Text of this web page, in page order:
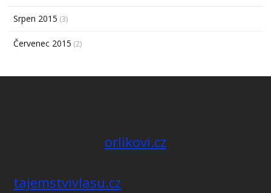
Srpen 2015 (3)
Červenec 2015 (2)
orlikovi.cz
tajemstvivlasu.cz